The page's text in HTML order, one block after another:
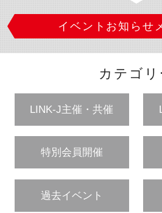
イベントお知らせ
カテゴリ
LINK-J主催・共催
特別会員開催
過去イベント